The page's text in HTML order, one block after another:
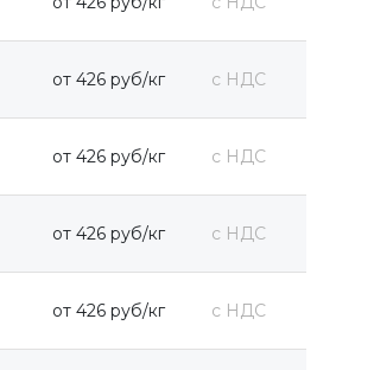
от 426 руб/кг с НДС
от 426 руб/кг с НДС
от 426 руб/кг с НДС
от 426 руб/кг с НДС